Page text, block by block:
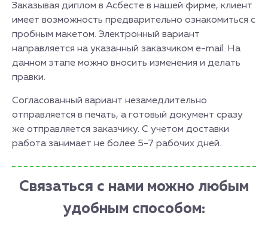
Заказывая диплом в Асбесте в нашей фирме, клиент
имеет возможность предварительно ознакомиться с
пробным макетом. Электронный вариант
направляется на указанный заказчиком e-mail. На
данном этапе можно вносить изменения и делать
правки.
Согласованный вариант незамедлительно
отправляется в печать, а готовый документ сразу
же отправляется заказчику. С учетом доставки
работа занимает не более 5-7 рабочих дней.
Связаться с нами можно любым
удобным способом: